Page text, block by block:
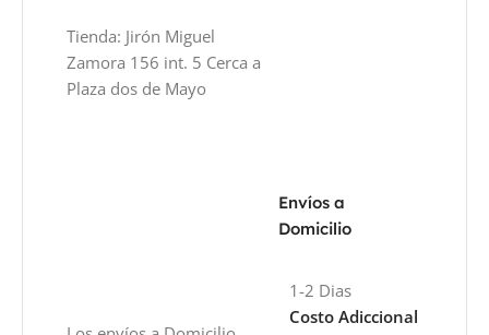
Tienda: Jirón Miguel
Zamora 156 int. 5 Cerca a
Plaza dos de Mayo
Envíos a
Domicilio
1-2 Dias
Costo Adiccional